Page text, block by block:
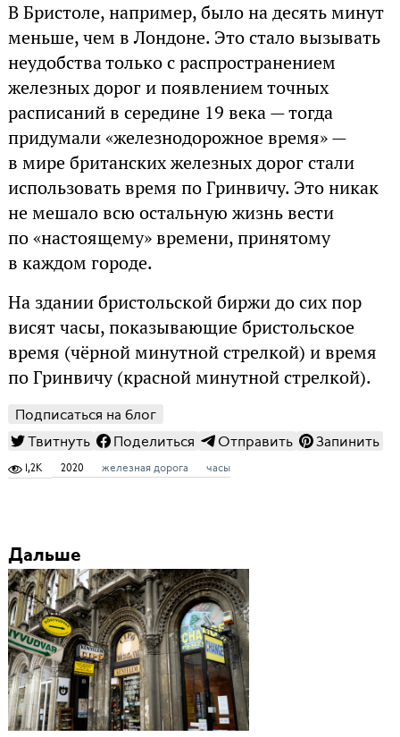
В Бристоле, например, было на десять минут
меньше, чем в Лондоне. Это стало вызывать
неудобства только с распространением
железных дорог и появлением точных
расписаний в середине 19 века — тогда
придумали «железнодорожное время» —
в мире британских железных дорог стали
использовать время по Гринвичу. Это никак
не мешало всю остальную жизнь вести
по «настоящему» времени, принятому
в каждом городе.
На здании бристольской биржи до сих пор
висят часы, показывающие бристольское
время (чёрной минутной стрелкой) и время
по Гринвичу (красной минутной стрелкой).
Подписаться на блог
Твитнуть
Поделиться Отправить Запинить
1,2K 2020 железная дорога часы
Дальше